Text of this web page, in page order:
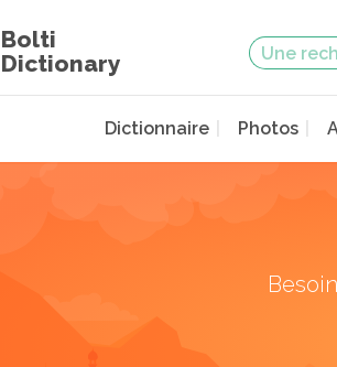
Bolti
Dictionary
Dictionnaire Photos